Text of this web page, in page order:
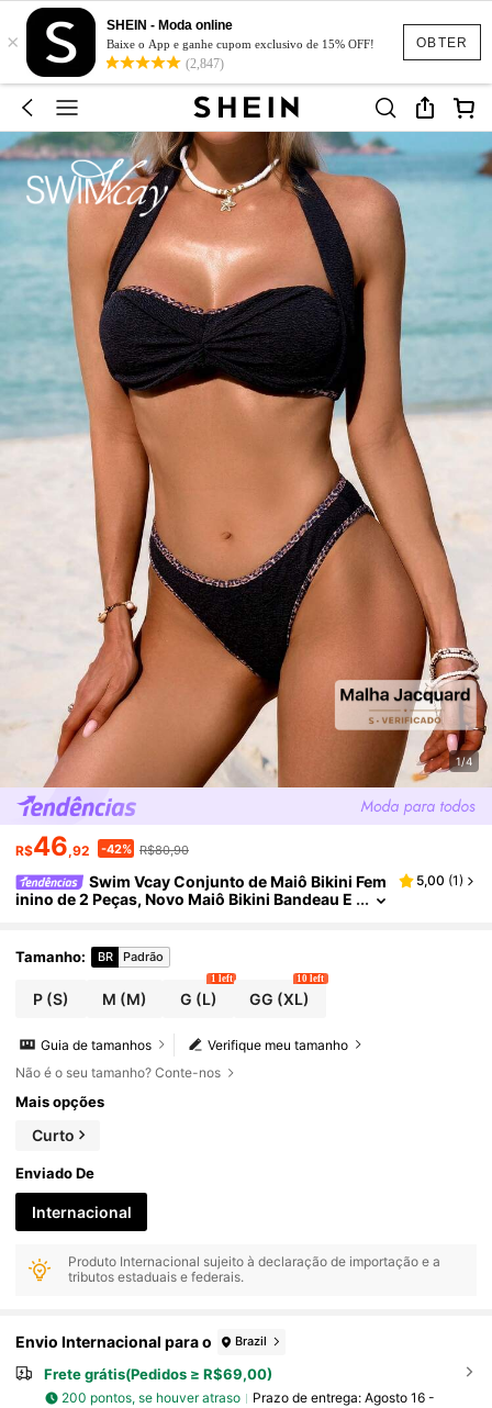
OBTER
×
SHEIN - Moda online
Baixe o App e ganhe cupom exclusivo de 15% OFF!
(2,847)
1/4
R$46,92 -42% R$80,90
Swim Vcay Conjunto de Maiô Bikini Fem
inino de 2 Peças, Novo Maiô Bikini Bandeau E
5,00 (1)
Tamanho: BR Padrão
P (S) M (M) G (L)
1 left
GG (XL)
10 left
Verifique meu tamanho
Guia de tamanhos
Não é o seu tamanho? Conte-nos
Mais opções
Curto
Enviado De
Internacional
Produto Internacional sujeito à declaração de importação e a
tributos estaduais e federais.
Envio Internacional para o Brazil
Frete grátis(Pedidos ≥ R$69,00)
200 pontos, se houver atraso Prazo de entrega: Agosto 16 -